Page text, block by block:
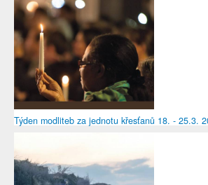
Týden modliteb za jednotu křesťanů 18. - 25.3.